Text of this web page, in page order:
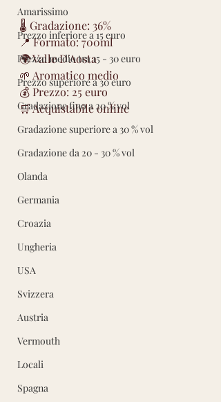
Amarissimo
Prezzo inferiore a 15 euro
Prezzo medio tra 15 - 30 euro
Prezzo superiore a 30 euro
Gradazione fino a 20 % vol
Gradazione superiore a 30 % vol
Gradazione da 20 - 30 % vol
Olanda
Germania
Croazia
Ungheria
USA
Svizzera
Austria
Vermouth
Locali
Spagna
🌡 Gradazione: 36%
📍 Formato: 700ml
🌍 Valle D'Aosta
🌱 Aromatico medio
💰 Prezzo: 25 euro
🛒 Acquistabile online